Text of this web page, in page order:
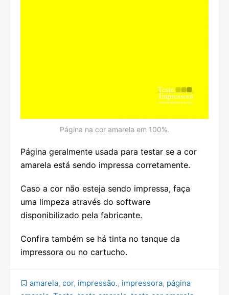
Página na cor amarela em 100%.
Página geralmente usada para testar se a cor
amarela está sendo impressa corretamente.
Caso a cor não esteja sendo impressa, faça
uma limpeza através do software
disponibilizado pela fabricante.
Confira também se há tinta no tanque da
impressora ou no cartucho.
amarela, cor, impressão., impressora, página